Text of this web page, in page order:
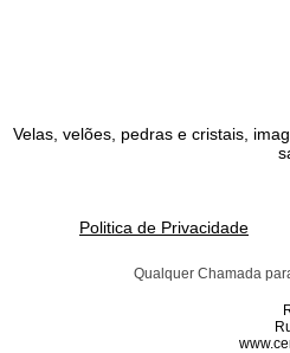
Velas, velões, pedras e cristais,
Politica de Privacidade
Qualquer Chamada